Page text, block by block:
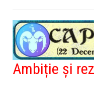
Ambiție și